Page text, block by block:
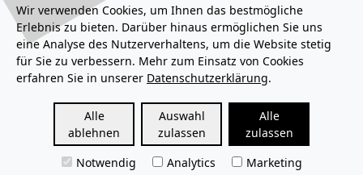
Kontakt
Datenschutz
Impressum
© 2026 Tonwerk
Wir verwenden Cookies, um Ihnen das bestmögliche
Erlebnis zu bieten. Darüber hinaus ermöglichen Sie uns
eine Analyse des Nutzerverhaltens, um die Website stetig
für Sie zu verbessern. Mehr zum Einsatz von Cookies
erfahren Sie in unserer Datenschutzerklärung.
Alle
ablehnen
Auswahl
zulassen
Alle
zulassen
Notwendig
Analytics Marketing